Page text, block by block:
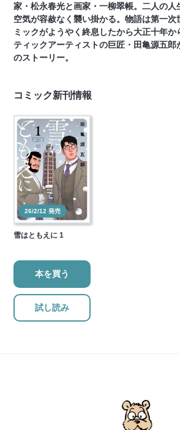
家・松永春光と画家・一柳翠帳。二人の人
空気が容赦なく襲い掛かる。物語は第一次
ミックがようやく終息したから大正十年か
ティックアーティストの巨匠・田亀源五郎
のストーリー。
コミック新刊情報
26/2/12 発売
雪はともえに 1
本を買う
試し読み